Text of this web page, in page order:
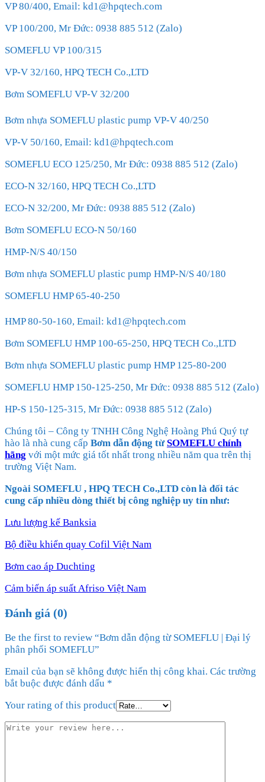
VP 80/400, Email: kd1@hpqtech.com
VP 100/200, Mr Đức: 0938 885 512 (Zalo)
SOMEFLU VP 100/315
VP-V 32/160, HPQ TECH Co.,LTD
Bơm SOMEFLU VP-V 32/200
Bơm nhựa SOMEFLU plastic pump VP-V 40/250
VP-V 50/160, Email: kd1@hpqtech.com
SOMEFLU ECO 125/250, Mr Đức: 0938 885 512 (Zalo)
ECO-N 32/160, HPQ TECH Co.,LTD
ECO-N 32/200, Mr Đức: 0938 885 512 (Zalo)
Bơm SOMEFLU ECO-N 50/160
HMP-N/S 40/150
Bơm nhựa SOMEFLU plastic pump HMP-N/S 40/180
SOMEFLU HMP 65-40-250
HMP 80-50-160, Email: kd1@hpqtech.com
Bơm SOMEFLU HMP 100-65-250, HPQ TECH Co.,LTD
Bơm nhựa SOMEFLU plastic pump HMP 125-80-200
SOMEFLU HMP 150-125-250, Mr Đức: 0938 885 512 (Zalo)
HP-S 150-125-315, Mr Đức: 0938 885 512 (Zalo)
Chúng tôi – Công ty TNHH Công Nghệ Hoàng Phú Quý tự
hào là nhà cung cấp Bơm dẫn động từSOMEFLU chính
hãng với một mức giá tốt nhất trong nhiều năm qua trên thị
trường Việt Nam.
Ngoài SOMEFLU , HPQ TECH Co.,LTD còn là đối tác
cung cấp nhiều dòng thiết bị công nghiệp uy tín như:
Lưu lượng kế Banksia
Bộ điều khiển quay Cofil Việt Nam
Bơm cao áp Duchting
Cảm biến áp suất Afriso Việt Nam
Đánh giá (0)
Be the first to review “Bơm dẫn động từ SOMEFLU | Đại lý
phân phối SOMEFLU”
Email của bạn sẽ không được hiển thị công khai. Các trường
bắt buộc được đánh dấu *
Your rating of this product